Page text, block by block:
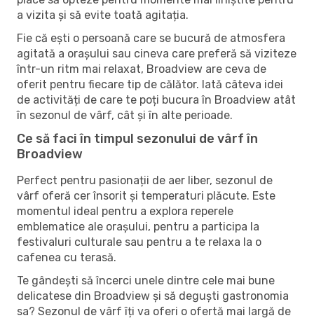
a vizita și să evite toată agitația.
Fie că ești o persoană care se bucură de atmosfera
agitată a orașului sau cineva care preferă să viziteze
într-un ritm mai relaxat, Broadview are ceva de
oferit pentru fiecare tip de călător. Iată câteva idei
de activități de care te poți bucura în Broadview atât
în ​​sezonul de vârf, cât și în alte perioade.
Ce să faci în timpul sezonului de vârf în
Broadview
Perfect pentru pasionații de aer liber, sezonul de
vârf oferă cer însorit și temperaturi plăcute. Este
momentul ideal pentru a explora reperele
emblematice ale orașului, pentru a participa la
festivaluri culturale sau pentru a te relaxa la o
cafenea cu terasă.
Te gândești să încerci unele dintre cele mai bune
delicatese din Broadview și să deguști gastronomia
sa? Sezonul de vârf îți va oferi o ofertă mai largă de